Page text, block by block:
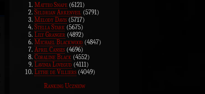
Matteo Snape (6121)
Seldrian Arkenveil (5791)
Melody Davis (5717)
Stella Stark (5675)
Lily Granger (4892)
Michael Blackwood (4847)
April Canses (4696)
Coraline Black (4552)
Lavinia Lovegud (4111)
Lethe de Villiers (4049)
Ranking Uczniów